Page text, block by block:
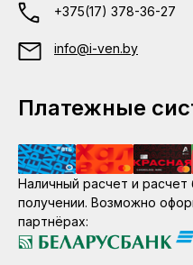
+375(17) 378-36-27
info@i-ven.by
Платежные
Наличный расчет и расчет
получении. Возможно
партнёрах: